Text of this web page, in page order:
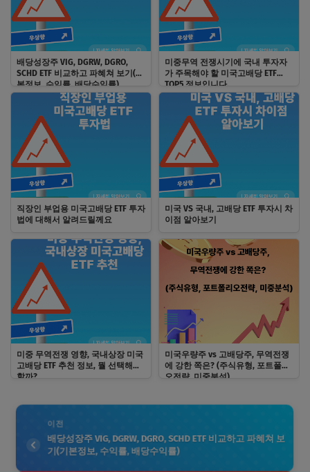
배당성장주 VIG, DGRW, DGRO,
SCHD ETF 비교하고 파혜쳐 보기(기
본정보, 수익률, 배당수익률)
미중무역 전쟁시기에 국내 투자자
가 주목해야 할 미국고배당 ETF
TOP5 정보입니다.
직장인 부업용 미국고배당 ETF 투자
법에 대해서 알려드릴께요
미국 VS 국내, 고배당 ETF 투자시 차
이점 알아보기
미중 무역전쟁 영향, 국내상장 미국
고배당 ETF 추천 정보, 뭘 선택해야
할까?
미국우량주 vs 고배당주, 무역전쟁
에 강한 쪽은? (주식유형, 포트폴리
오전략, 미중분석)
이전
배당성장주 VIG, DGRW, DGRO, SCHD ETF 비교하고 파혜쳐 보
기(기본정보, 수익률, 배당수익률)